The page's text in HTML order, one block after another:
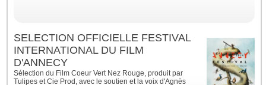
SELECTION OFFICIELLE FESTIVAL
INTERNATIONAL DU FILM
D'ANNECY
Sélection du Film Coeur Vert Nez Rouge, produit par
Tulipes et Cie Prod, avec le soutien et la voix d'Agnès